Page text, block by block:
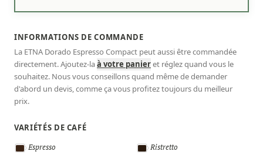
INFORMATIONS DE COMMANDE
La ETNA Dorado Espresso Compact peut aussi être commandée
directement. Ajoutez-laà votre panieret réglez quand vous le
souhaitez. Nous vous conseillons quand même de demander
d'abord un devis, comme ça vous profitez toujours du meilleur
prix.
VARIÉTÉS DE CAFÉ
Espresso
Ristretto